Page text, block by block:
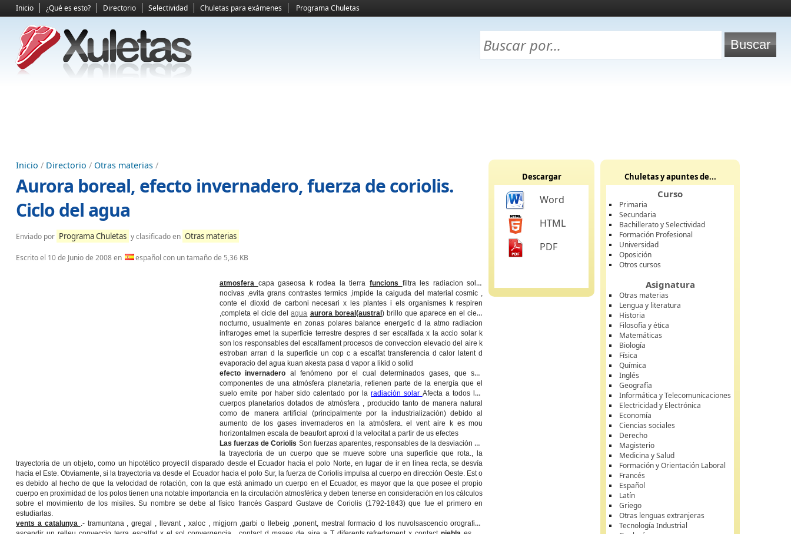
Inicio ¿Qué es esto? Directorio Selectividad Chuletas para exámenes Programa Chuletas
Inicio / Directorio / Otras materias /
Aurora boreal, efecto invernadero, fuerza de coriolis.
Ciclo del agua
Enviado por Programa Chuletas y clasificado en Otras materias
Escrito el 10 de Junio de 2008en español con un tamaño de 5,36 KB
atmosfera capa gaseosa k rodea la tierrafuncions filtra les radiacion solar
nocivas ,evita grans contrastes termics ,impide la caiguda del material cosmic ,
conte el dioxid de carboni necesari x les plantes i els organismes k respiren
,completa el cicle delagua aurora boreal(austral ) brillo que aparece en el cielo
nocturno, usualmente en zonas polares balance energetic d la atmo radiacion
infraroges emet la superficie terrestre despres d ser escalfada x la accio solar k
son los responsables del escalfament procesos de conveccion elevacio del aire k
estroban arran d la superficie un cop c a escalfat transferencia d calor latent d
evaporacio del agua kuan akesta pasa d vapor a likid o solid
efecto invernadero al fenómeno por el cual determinados gases, que son
componentes de una atmósfera planetaria, retienen parte de la energía que el
suelo emite por haber sido calentado por laradiación solar Afecta a todos los
cuerpos planetarios dotados de atmósfera , producido tanto de manera natural
como de manera artificial (principalmente por la industrialización) debido al
aumento de los gases invernaderos en la atmósfera. el vent aire k es mou
horizontalmen escala de beaufort aproxi d la velocitat a partir de us efectes
Las fuerzas de Coriolis Son fuerzas aparentes, responsables de la desviación de
la trayectoria de un cuerpo que se mueve sobre una superficie que rota., la
trayectoria de un objeto, como un hipotético proyectil disparado desde el Ecuador hacia el polo Norte, en lugar de ir en línea recta, se desvía
hacia el Este. Obviamente, si la trayectoria va desde el Ecuador hacia el polo Sur, la fuerza de Coriolis impulsa al cuerpo en dirección Oeste. Est o
es debido al hecho de que la velocidad de rotación, con la que está animado un cuerpo en el Ecuador, es mayor que la que posee el propio
cuerpo en proximidad de los polos tienen una notable importancia en la circulación atmosférica y deben tenerse en consideración en los cálculos
sobre el movimiento de los misiles. Su nombre se debe al físico francés Gaspard Gustave de Coriolis (1792-1843) que fue el primero en
estudiarlas.
vents a catalunya .- tramuntana , gregal , llevant , xaloc , migjorn ,garbi o llebeig ,ponent, mestral formacio d los nuvolsascencio orografica
Descargar
Word
HTML
PDF
Chuletas y apuntes de...
Curso
Primaria
Secundaria
Bachillerato y Selectividad
Formación Profesional
Universidad
Oposición
Otros cursos
Asignatura
Otras materias
Lengua y literatura
Historia
Filosofía y ética
Matemáticas
Biología
Física
Química
Inglés
Geografía
Informática y Telecomunicaciones
Electricidad y Electrónica
Economía
Ciencias sociales
Derecho
Magisterio
Medicina y Salud
Formación y Orientación Laboral
Francés
Español
Latín
Griego
Otras lenguas extranjeras
Tecnología Industrial